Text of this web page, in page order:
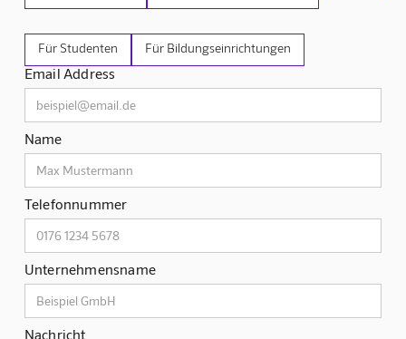
Für Studenten Für Bildungseinrichtungen
Email Address
Name
Telefonnummer
Unternehmensname
Nachricht